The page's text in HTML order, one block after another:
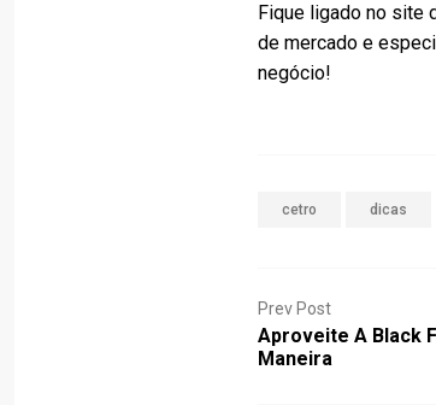
Fique ligado no site
de mercado e
negócio!
cetro dicas
Prev Post
Aproveite A Black
Maneira